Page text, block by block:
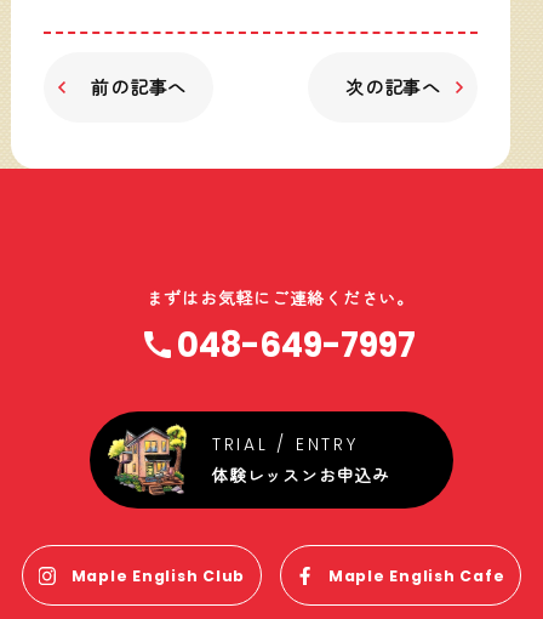
前の記事へ 次の記事へ
まずはお気軽にご連絡ください。
048-649-7997
体験レッスンお申込み
Maple English Club Maple English Cafe